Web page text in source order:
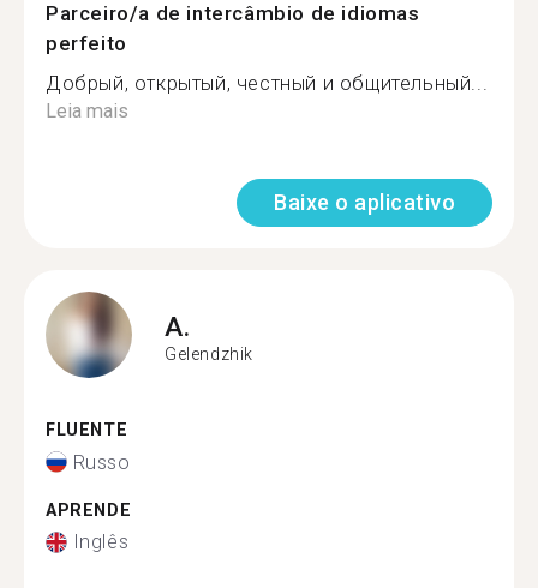
Parceiro/a de intercâmbio de idiomas
perfeito
Добрый, открытый, честный и общительный...
Leia mais
Baixe o aplicativo
A.
Gelendzhik
FLUENTE
Russo
APRENDE
Inglês